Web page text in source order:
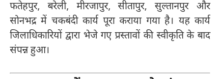
फतेहपुर, बरेली, मीरजापुर, सीतापुर, सुल्तानपुर और
सोनभद्र में चकबंदी कार्य पूरा कराया गया है। यह कार्य
जिलाधिकारियों द्वारा भेजे गए प्रस्तावों की स्वीकृति के बाद
संपन्न हुआ।